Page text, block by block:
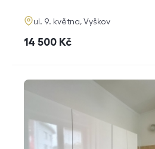
adresa
ul. 9. května, Vyškov
cena
14 500 Kč